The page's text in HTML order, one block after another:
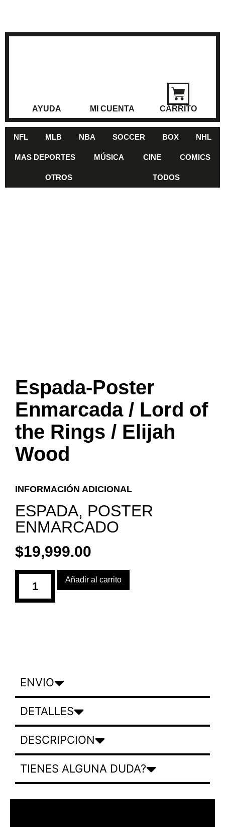
AYUDA MI CUENTA CARRITO
NFL MLB NBA SOCCER BOX NHL
MAS DEPORTES MÚSICA CINE COMICS
OTROS TODOS
Espada-Poster
Enmarcada / Lord of
the Rings / Elijah
Wood
INFORMACIÓN ADICIONAL
ESPADA, POSTER
ENMARCADO
$19,999.00
Añadir al carrito
ENVIO
DETALLES
DESCRIPCION
TIENES ALGUNA DUDA?